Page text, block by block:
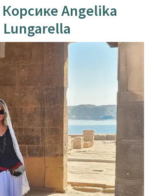
Корсике Angelika
Lungarella